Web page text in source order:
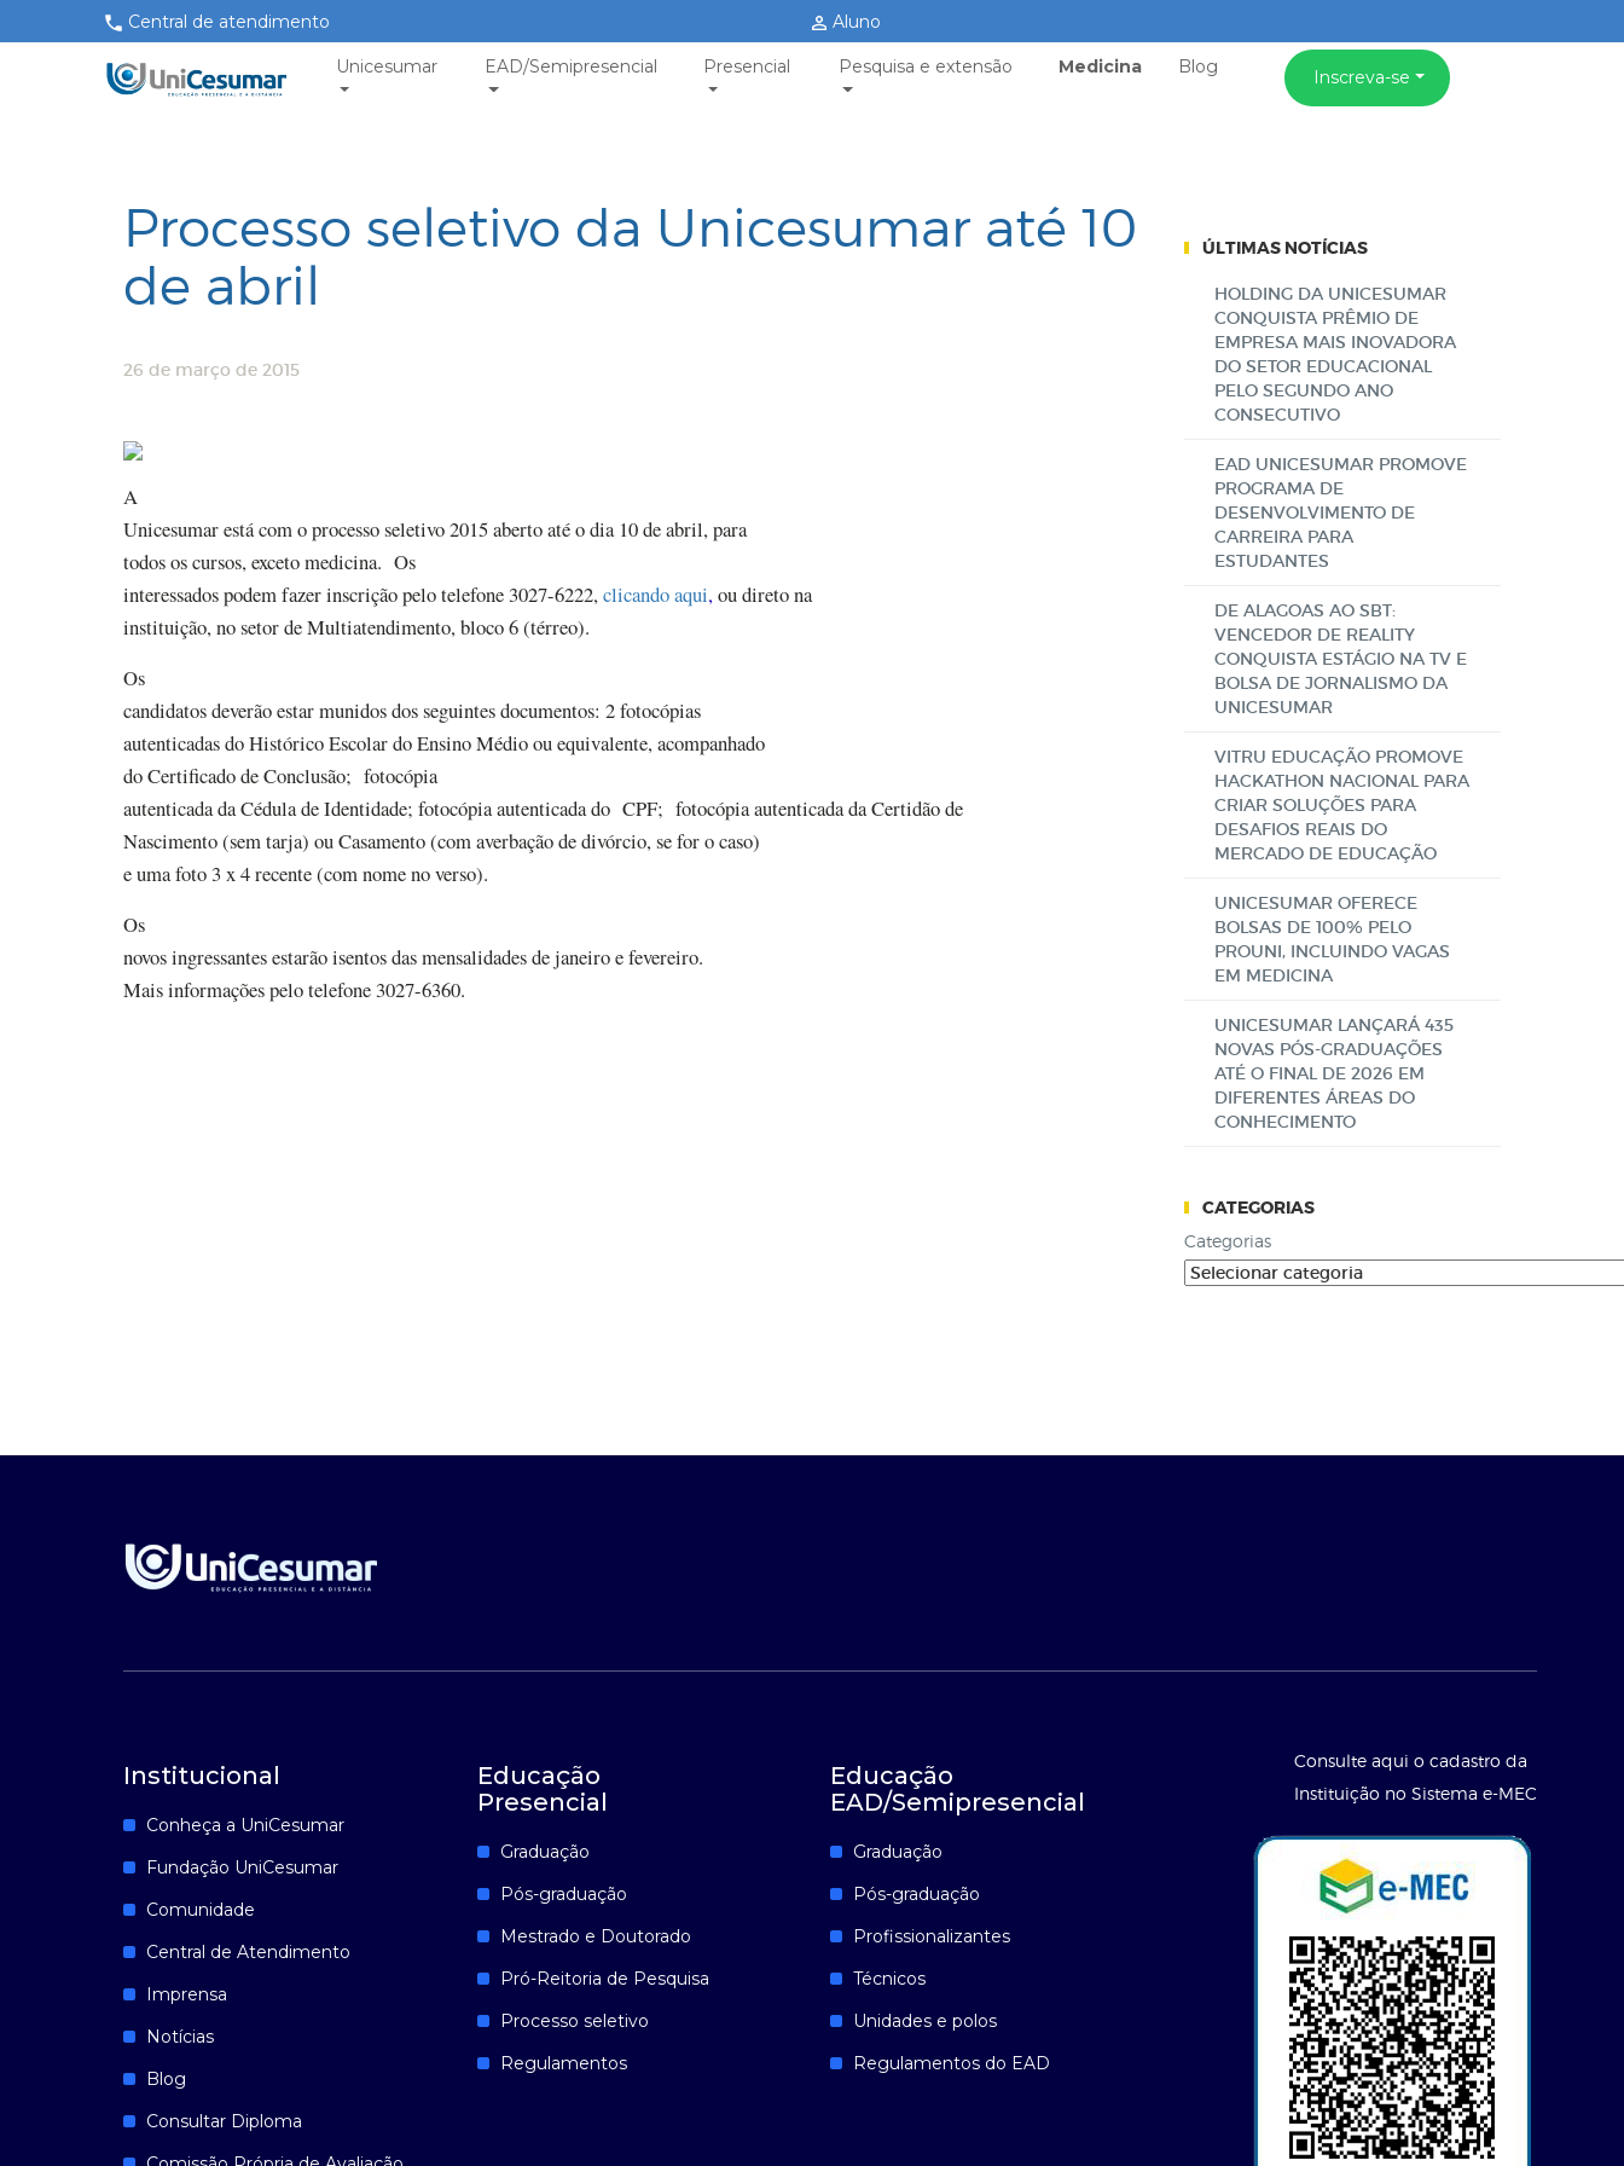
Central de atendimento Aluno
Unicesumar EAD/Semipresencial Presencial Pesquisa e extensão Medicina Blog Inscreva-se
Processo seletivo da Unicesumar até 10
de abril
26 de março de 2015
A
Unicesumar está com o processo seletivo 2015 aberto até o dia 10 de abril, para
todos os cursos, exceto medicina. Os
interessados podem fazer inscrição pelo telefone 3027-6222,clicando aqui,ou direto na
instituição, no setor de Multiatendimento, bloco 6 (térreo).
Os
candidatos deverão estar munidos dos seguintes documentos: 2 fotocópias
autenticadas do Histórico Escolar do Ensino Médio ou equivalente, acompanhado
do Certificado de Conclusão; fotocópia
autenticada da Cédula de Identidade; fotocópia autenticada do CPF; fotocópia autenticada da Certidão de
Nascimento (sem tarja) ou Casamento (com averbação de divórcio, se for o caso)
e uma foto 3 x 4 recente (com nome no verso).
Os
novos ingressantes estarão isentos das mensalidades de janeiro e fevereiro.
Mais informações pelo telefone 3027-6360.
ÚLTIMAS NOTÍCIAS
HOLDING DA UNICESUMAR
CONQUISTA PRÊMIO DE
EMPRESA MAIS INOVADORA
DO SETOR EDUCACIONAL
PELO SEGUNDO ANO
CONSECUTIVO
EAD UNICESUMAR PROMOVE
PROGRAMA DE
DESENVOLVIMENTO DE
CARREIRA PARA
ESTUDANTES
DE ALAGOAS AO SBT:
VENCEDOR DE REALITY
CONQUISTA ESTÁGIO NA TV E
BOLSA DE JORNALISMO DA
UNICESUMAR
VITRU EDUCAÇÃO PROMOVE
HACKATHON NACIONAL PARA
CRIAR SOLUÇÕES PARA
DESAFIOS REAIS DO
MERCADO DE EDUCAÇÃO
UNICESUMAR OFERECE
BOLSAS DE 100% PELO
PROUNI, INCLUINDO VAGAS
EM MEDICINA
UNICESUMAR LANÇARÁ 435
NOVAS PÓS-GRADUAÇÕES
ATÉ O FINAL DE 2026 EM
DIFERENTES ÁREAS DO
CONHECIMENTO
CATEGORIAS
Categorias
Institucional
Conheça a UniCesumar
Fundação UniCesumar
Comunidade
Central de Atendimento
Imprensa
Notícias
Blog
Consultar Diploma
Educação
Presencial
Graduação
Pós-graduação
Mestrado e Doutorado
Pró-Reitoria de Pesquisa
Processo seletivo
Regulamentos
Educação
EAD/Semipresencial
Graduação
Pós-graduação
Profissionalizantes
Técnicos
Unidades e polos
Regulamentos do EAD
Consulte aqui o cadastro da
Instituição no Sistema e-MEC